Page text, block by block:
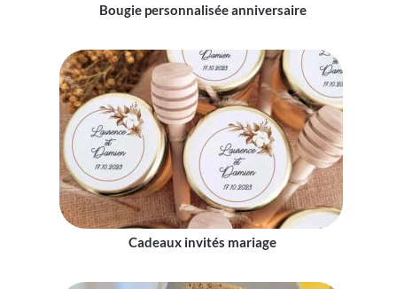
Bougie personnalisée anniversaire
Cadeaux invités mariage